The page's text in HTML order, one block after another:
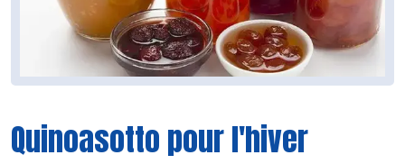
Quinoasotto pour l'hiver